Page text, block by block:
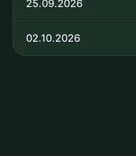
25.09.2026
02.10.2026